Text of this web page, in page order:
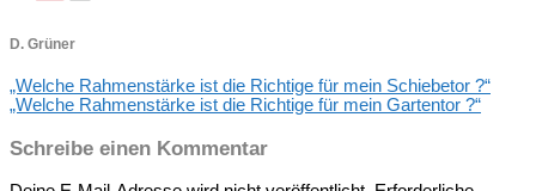
D. Grüner
„Welche Rahmenstärke ist die Richtige für mein Schiebetor ?“
„Welche Rahmenstärke ist die Richtige für mein Gartentor ?“
Schreibe einen Kommentar